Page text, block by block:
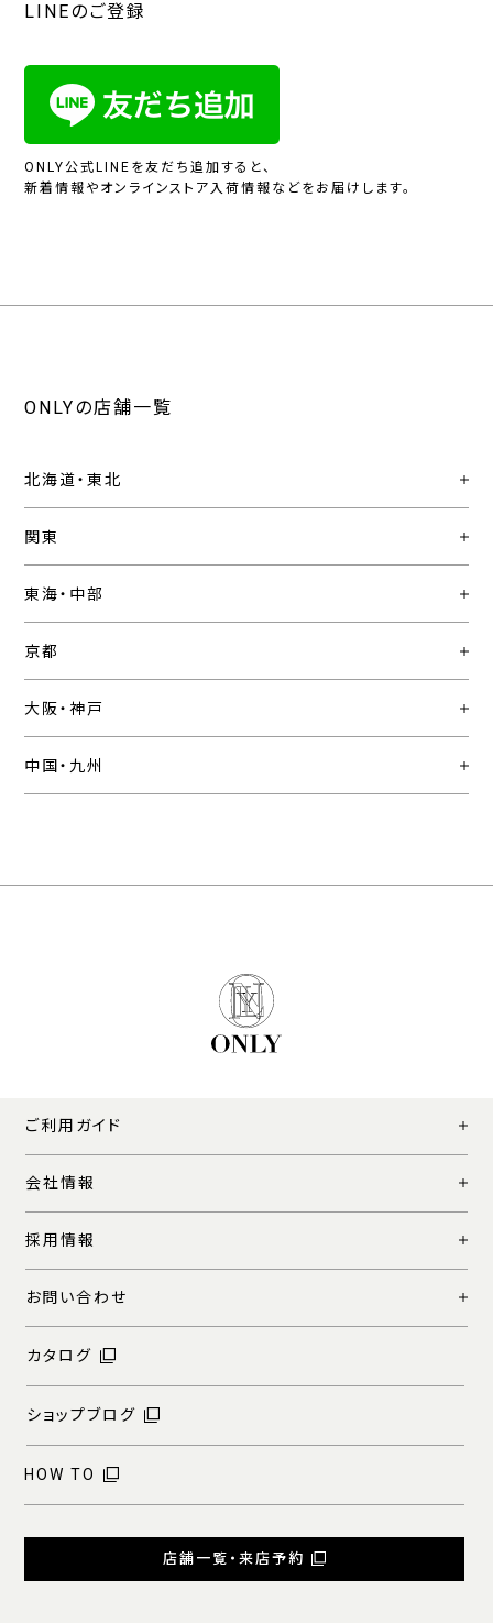
LINEのご登録
ONLY公式LINEを友だち追加すると、
新着情報やオンラインストア入荷情報などをお届けします。
ONLYの店舗一覧
北海道・東北
関東
東海・中部
京都
大阪・神戸
中国・九州
ご利用ガイド
会社情報
採用情報
お問い合わせ
カタログ
ショップブログ
HOW TO
店舗一覧・来店予約